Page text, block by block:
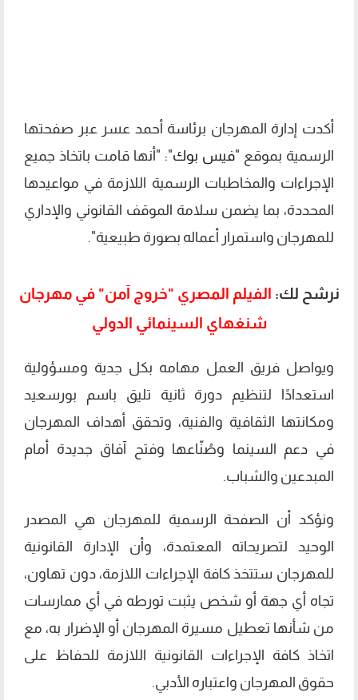
أكدت إدارة المهرجان برئاسة أحمد عسر عبر صفحتها
الرسمية بموقع "فيس بوك": "أنها قامت باتخاذ جميع
الإجراءات والمخاطبات الرسمية اللازمة في مواعيدها
المحددة، بما يضمن سلامة الموقف القانوني والإداري
للمهرجان واستمرار أعماله بصورة طبيعية".
نرشح لك: الفيلم المصري "خروج آمن" في مهرجان
شنغهاي السينمائي الدولي
ويواصل فريق العمل مهامه بكل جدية ومسؤولية
استعدادًا لتنظيم دورة ثانية تليق باسم بورسعيد
ومكانتها الثقافية والفنية، وتحقق أهداف المهرجان
في دعم السينما وصُنّاعها وفتح آفاق جديدة أمام
المبدعين والشباب.
ونؤكد أن الصفحة الرسمية للمهرجان هي المصدر
الوحيد لتصريحاته المعتمدة، وأن الإدارة القانونية
للمهرجان ستتخذ كافة الإجراءات اللازمة، دون تهاون،
تجاه أي جهة أو شخص يثبت تورطه في أي ممارسات
من شأنها تعطيل مسيرة المهرجان أو الإضرار به، مع
اتخاذ كافة الإجراءات القانونية اللازمة للحفاظ على
حقوق المهرجان واعتباره الأدبي.